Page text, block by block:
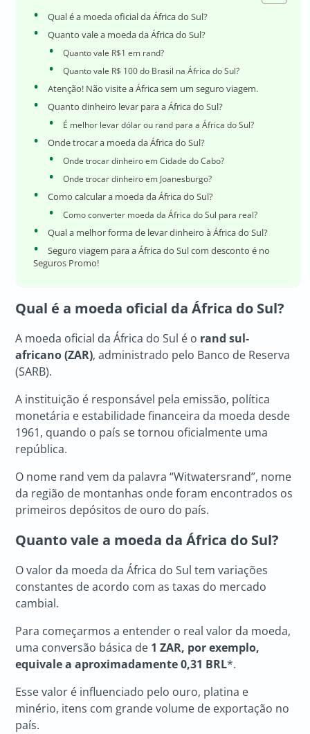
Qual é a moeda oficial da África do Sul?
Quanto vale a moeda da África do Sul?
Quanto vale R$1 em rand?
Quanto vale R$ 100 do Brasil na África do Sul?
Atenção! Não visite a África sem um seguro viagem.
Quanto dinheiro levar para a África do Sul?
É melhor levar dólar ou rand para a África do Sul?
Onde trocar a moeda da África do Sul?
Onde trocar dinheiro em Cidade do Cabo?
Onde trocar dinheiro em Joanesburgo?
Como calcular a moeda da África do Sul?
Como converter moeda da África do Sul para real?
Qual a melhor forma de levar dinheiro à África do Sul?
Seguro viagem para a África do Sul com desconto é no
Seguros Promo!
Qual é a moeda oficial da África do Sul?
A moeda oficial da África do Sul é o rand sul-
africano (ZAR), administrado pelo Banco de Reserva
(SARB).
A instituição é responsável pela emissão, política
monetária e estabilidade financeira da moeda desde
1961, quando o país se tornou oficialmente uma
república.
O nome rand vem da palavra “Witwatersrand”, nome
da região de montanhas onde foram encontrados os
primeiros depósitos de ouro do país.
Quanto vale a moeda da África do Sul?
O valor da moeda da África do Sul tem variações
constantes de acordo com as taxas do mercado
cambial.
Para começarmos a entender o real valor da moeda,
uma conversão básica de 1 ZAR, por exemplo,
equivale a aproximadamente 0,31 BRL*.
Esse valor é influenciado pelo ouro, platina e
minério, itens com grande volume de exportação no
país.